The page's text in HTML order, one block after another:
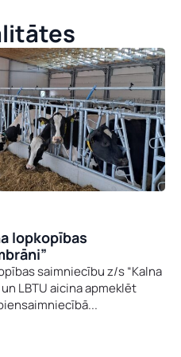
lopkopības
saimniecību z/s “Kalna
LBTU aicina apmeklēt
vēstuli*